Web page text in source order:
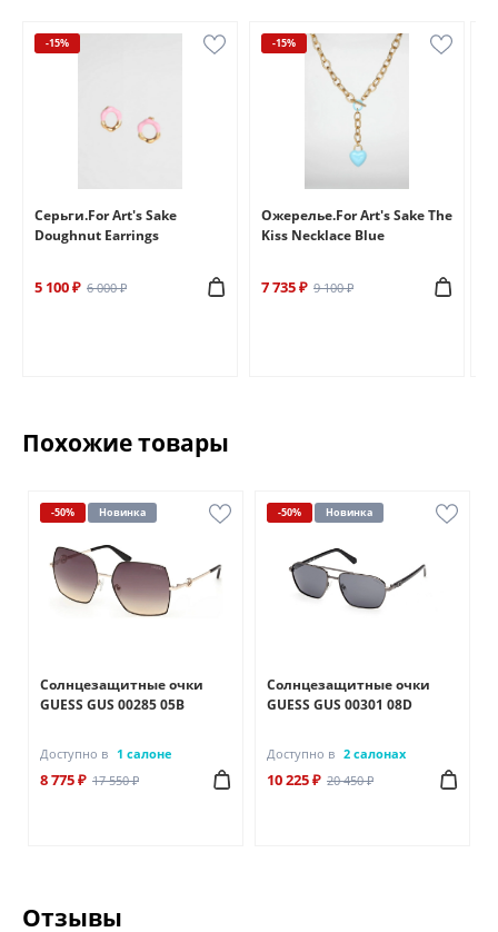
-15%
Серьги.For Art's Sake
Doughnut Earrings
5 100 ₽ 6 000 ₽
-15%
Ожерелье.For Art's Sake The
Kiss Necklace Blue
7 735 ₽ 9 100 ₽
Похожие товары
-50% Новинка
Солнцезащитные очки
GUESS GUS 00285 05B
Доступно в 1 салоне
8 775 ₽ 17 550 ₽
-50% Новинка
Солнцезащитные очки
GUESS GUS 00301 08D
Доступно в 2 салонах
10 225 ₽ 20 450 ₽
Отзывы